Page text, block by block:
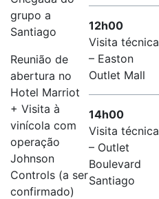
grupo a
Santiago
Reunião de
abertura no
Hotel Marriot
+ Visita à
vinícola com
operação
Johnson
Controls (a ser
confirmado)
12h00
Visita técnica
– Easton
Outlet Mall
14h00
Visita técnica
– Outlet
Boulevard
Santiago